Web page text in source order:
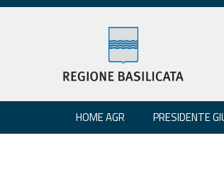
HOME AGR PRESIDENTE